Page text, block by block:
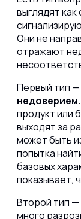
выглядят
Они не
отражают
Первый тип —
недоверием.
продукт или
выходят за
может быть
попытка
базовых
показывает,
Второй тип —
много